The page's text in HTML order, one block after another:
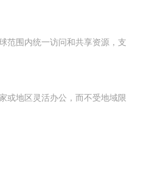
范围内统一访问和共享资源，支
或地区灵活办公，而不受地域限